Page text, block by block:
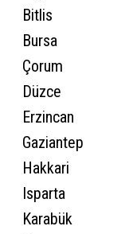
Bitlis
Bursa
Çorum
Düzce
Erzincan
Gaziantep
Hakkari
Isparta
Karabük